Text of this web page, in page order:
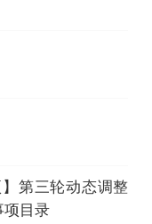
第三轮动态调整
项目录